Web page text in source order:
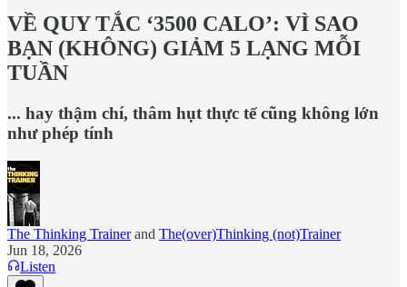
VỀ QUY TẮC ‘3500 CALO’: VÌ SAO
BẠN (KHÔNG) GIẢM 5 LẠNG MỖI
TUẦN
... hay thậm chí, thâm hụt thực tế cũng không lớn
như phép tính
The Thinking Trainerand The(over)Thinking (not)Trainer
Jun 18, 2026
Listen